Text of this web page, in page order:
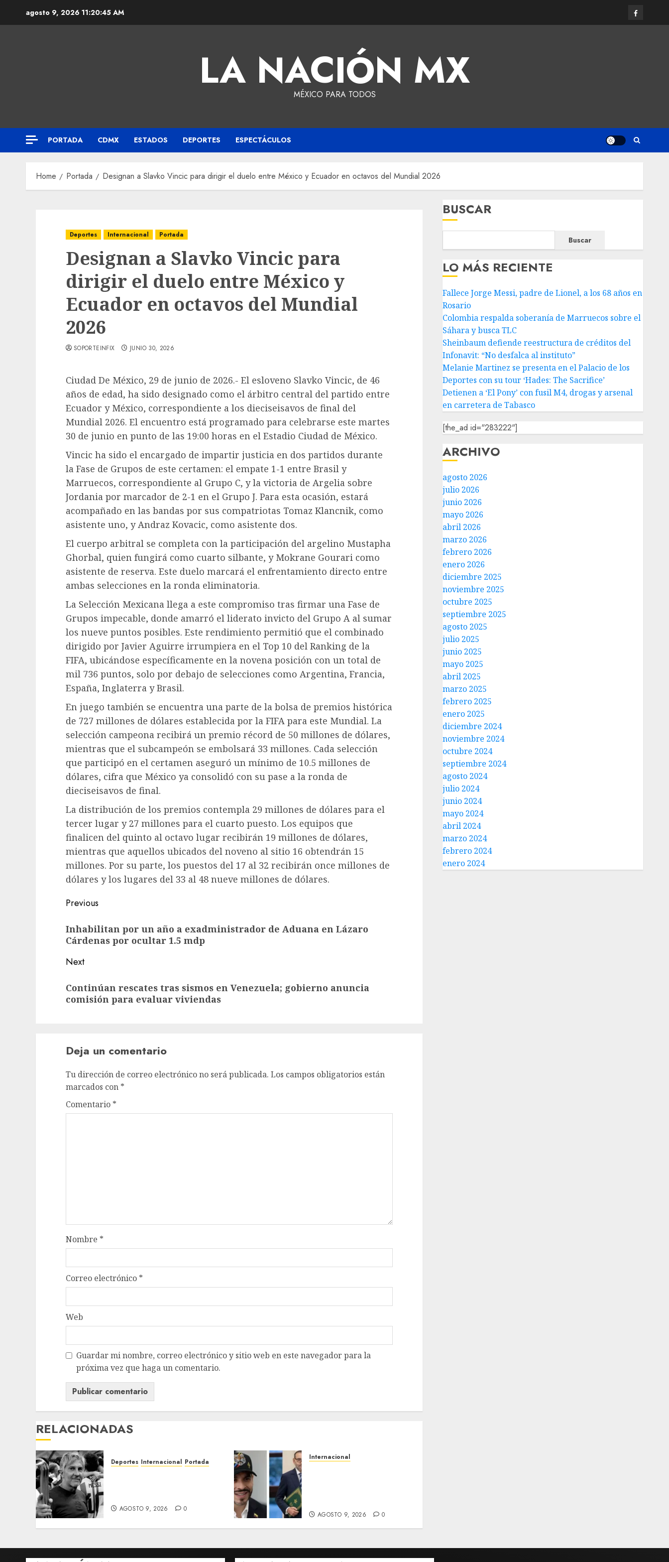
agosto 9, 2026 11:20:45 AM
LA NACIÓN MX
MÉXICO PARA TODOS
PORTADA CDMX ESTADOS DEPORTES ESPECTÁCULOS
Home Portada Designan a Slavko Vincic para dirigir el duelo entre México y Ecuador en octavos del Mundial 2026
Deportes Internacional Portada
Designan a Slavko Vincic para
dirigir el duelo entre México y
Ecuador en octavos del Mundial
2026
SOPORTEINFIX JUNIO 30, 2026
Ciudad De México, 29 de junio de 2026.- El esloveno Slavko Vincic, de 46
años de edad, ha sido designado como el árbitro central del partido entre
Ecuador y México, correspondiente a los dieciseisavos de final del
Mundial 2026. El encuentro está programado para celebrarse este martes
30 de junio en punto de las 19:00 horas en el Estadio Ciudad de México.
Vincic ha sido el encargado de impartir justicia en dos partidos durante
la Fase de Grupos de este certamen: el empate 1-1 entre Brasil y
Marruecos, correspondiente al Grupo C, y la victoria de Argelia sobre
Jordania por marcador de 2-1 en el Grupo J. Para esta ocasión, estará
acompañado en las bandas por sus compatriotas Tomaz Klancnik, como
asistente uno, y Andraz Kovacic, como asistente dos.
El cuerpo arbitral se completa con la participación del argelino Mustapha
Ghorbal, quien fungirá como cuarto silbante, y Mokrane Gourari como
asistente de reserva. Este duelo marcará el enfrentamiento directo entre
ambas selecciones en la ronda eliminatoria.
La Selección Mexicana llega a este compromiso tras firmar una Fase de
Grupos impecable, donde amarró el liderato invicto del Grupo A al sumar
los nueve puntos posibles. Este rendimiento permitió que el combinado
dirigido por Javier Aguirre irrumpiera en el Top 10 del Ranking de la
FIFA, ubicándose específicamente en la novena posición con un total de
mil 736 puntos, solo por debajo de selecciones como Argentina, Francia,
España, Inglaterra y Brasil.
En juego también se encuentra una parte de la bolsa de premios histórica
de 727 millones de dólares establecida por la FIFA para este Mundial. La
selección campeona recibirá un premio récord de 50 millones de dólares,
mientras que el subcampeón se embolsará 33 millones. Cada selección
que participó en el certamen aseguró un mínimo de 10.5 millones de
dólares, cifra que México ya consolidó con su pase a la ronda de
dieciseisavos de final.
La distribución de los premios contempla 29 millones de dólares para el
tercer lugar y 27 millones para el cuarto puesto. Los equipos que
finalicen del quinto al octavo lugar recibirán 19 millones de dólares,
mientras que aquellos ubicados del noveno al sitio 16 obtendrán 15
millones. Por su parte, los puestos del 17 al 32 recibirán once millones de
dólares y los lugares del 33 al 48 nueve millones de dólares.
Previous
Inhabilitan por un año a exadministrador de Aduana en Lázaro
Cárdenas por ocultar 1.5 mdp
Next
Continúan rescates tras sismos en Venezuela; gobierno anuncia
comisión para evaluar viviendas
Deja un comentario
Tu dirección de correo electrónico no será publicada. Los campos obligatorios están
marcados con *
Comentario *
Nombre *
Correo electrónico *
Web
Guardar mi nombre, correo electrónico y sitio web en este navegador para la
próxima vez que haga un comentario.
RELACIONADAS
Deportes Internacional Portada
AGOSTO 9, 2026 0
Internacional
AGOSTO 9, 2026 0
BUSCAR
Buscar
LO MÁS RECIENTE
Fallece Jorge Messi, padre de Lionel, a los 68 años en
Rosario
Colombia respalda soberanía de Marruecos sobre el
Sáhara y busca TLC
Sheinbaum defiende reestructura de créditos del
Infonavit: “No desfalca al instituto”
Melanie Martinez se presenta en el Palacio de los
Deportes con su tour ‘Hades: The Sacrifice’
Detienen a ‘El Pony’ con fusil M4, drogas y arsenal
en carretera de Tabasco
[the_ad id="283222"]
ARCHIVO
agosto 2026
julio 2026
junio 2026
mayo 2026
abril 2026
marzo 2026
febrero 2026
enero 2026
diciembre 2025
noviembre 2025
octubre 2025
septiembre 2025
agosto 2025
julio 2025
junio 2025
mayo 2025
abril 2025
marzo 2025
febrero 2025
enero 2025
diciembre 2024
noviembre 2024
octubre 2024
septiembre 2024
agosto 2024
julio 2024
junio 2024
mayo 2024
abril 2024
marzo 2024
febrero 2024
enero 2024